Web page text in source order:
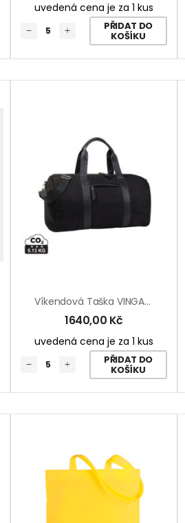
uvedená cena je za 1 kus
PŘIDAT DO
KOŠÍKU
Víkendová Taška VINGA Marlow Z RCS Recykl. Polyesteru
1640,00 Kč
uvedená cena je za 1 kus
PŘIDAT DO
KOŠÍKU